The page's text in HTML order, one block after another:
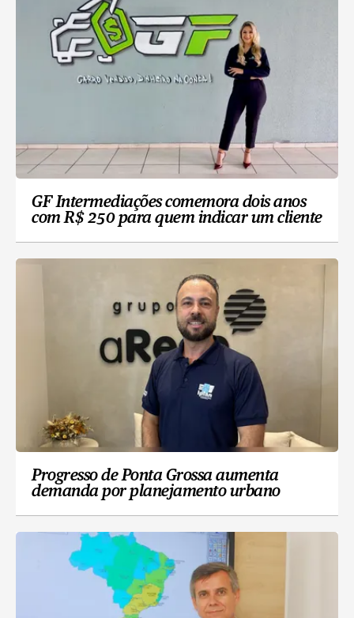
GF Intermediações comemora dois anos
com R$ 250 para quem indicar um cliente
Progresso de Ponta Grossa aumenta
demanda por planejamento urbano